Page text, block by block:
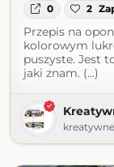
0 2
Przepis na
kolorowym
puszyste. Jest
jaki znam. (...)